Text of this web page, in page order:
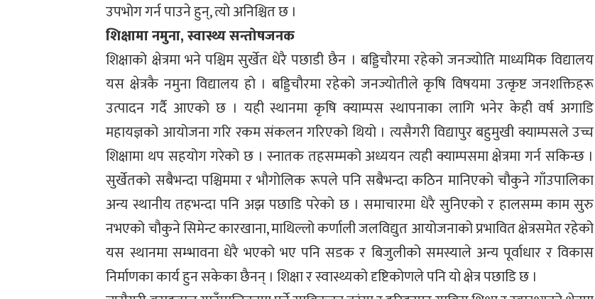
उपभोग गर्न पाउने हुन्, त्यो अनिश्चित छ ।
शिक्षामा नमुना, स्वास्थ्य सन्तोषजनक
शिक्षाको क्षेत्रमा भने पश्चिम सुर्खेत धेरै पछाडी छैन । बड्डिचौरमा रहेको जनज्योति माध्यमिक विद्यालय
यस क्षेत्रकै नमुना विद्यालय हो । बड्डिचौरमा रहेको जनज्योतीले कृषि विषयमा उत्कृष्ट जनशक्तिहरू
उत्पादन गर्दै आएको छ । यही स्थानमा कृषि क्याम्पस स्थापनाका लागि भनेर केही वर्ष अगाडि
महायज्ञको आयोजना गरि रकम संकलन गरिएको थियो । त्यसैगरी विद्यापुर बहुमुखी क्याम्पसले उच्च
शिक्षामा थप सहयोग गरेको छ । स्नातक तहसम्मको अध्ययन त्यही क्याम्पसमा क्षेत्रमा गर्न सकिन्छ ।
सुर्खेतको सबैभन्दा पश्चिममा र भौगोलिक रूपले पनि सबैभन्दा कठिन मानिएको चौकुने गाँउपालिका
अन्य स्थानीय तहभन्दा पनि अझ पछाडि परेको छ । समाचारमा धेरै सुनिएको र हालसम्म काम सुरु
नभएको चौकुने सिमेन्ट कारखाना, माथिल्लो कर्णाली जलविद्युत आयोजनाको प्रभावित क्षेत्रसमेत रहेको
यस स्थानमा सम्भावना धेरै भएको भए पनि सडक र बिजुलीको समस्याले अन्य पूर्वाधार र विकास
निर्माणका कार्य हुन सकेका छैनन् । शिक्षा र स्वास्थ्यको दृष्टिकोणले पनि यो क्षेत्र पछाडि छ ।